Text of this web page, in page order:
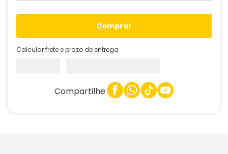
comprar
Calcular frete e prazo de entrega
Compartilhe: